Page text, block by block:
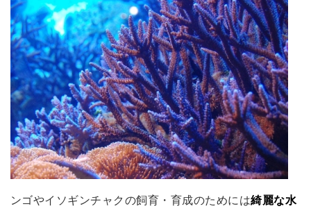
ンゴやイソギンチャクの飼育・育成のためには綺麗な水